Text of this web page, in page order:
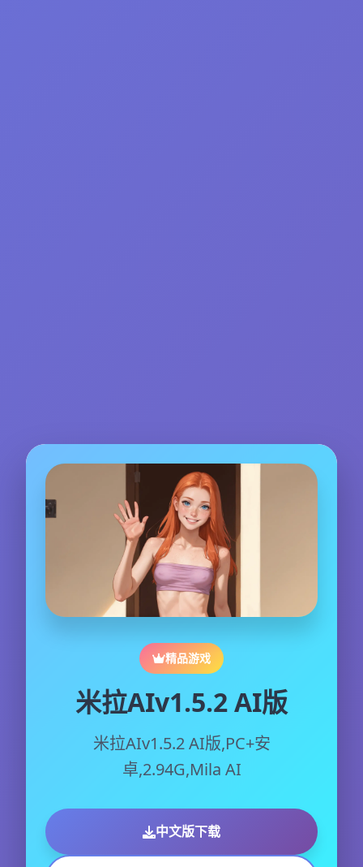
精品游戏
米拉AIv1.5.2 AI版
米拉AIv1.5.2 AI版,PC+安
卓,2.94G,Mila AI
中文版下载